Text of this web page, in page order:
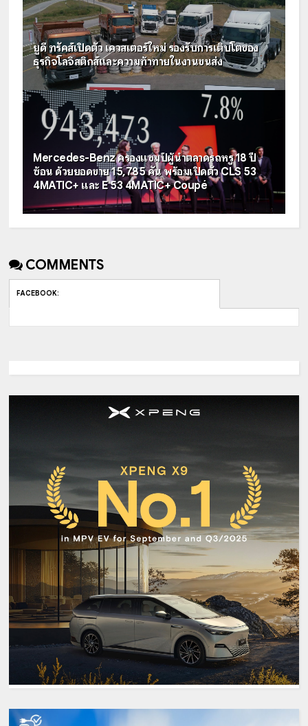
ยูดี ทรัคส์เปิดตัว เควสเตอร์ใหม่ รองรับการเติบโตของ
ธุรกิจโลจิสติกส์และความท้าทายในงานขนส่ง
Mercedes-Benz ครองแชมป์ผู้นำตลาดรถหรู 18 ปี
ซ้อน ด้วยยอดขาย 15,785 คัน พร้อมเปิดตัว CLS 53
4MATIC+ และ E 53 4MATIC+ Coupé
COMMENTS
FACEBOOK: